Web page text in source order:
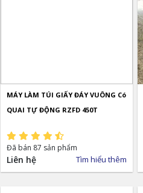
MÁY LÀM TÚI GIẤY ĐÁY VUÔNG Có
QUAI TỰ ĐỘNG RZFD 450T
Đã bán 87 sản phẩm
Liên hệ Tìm hiểu thêm